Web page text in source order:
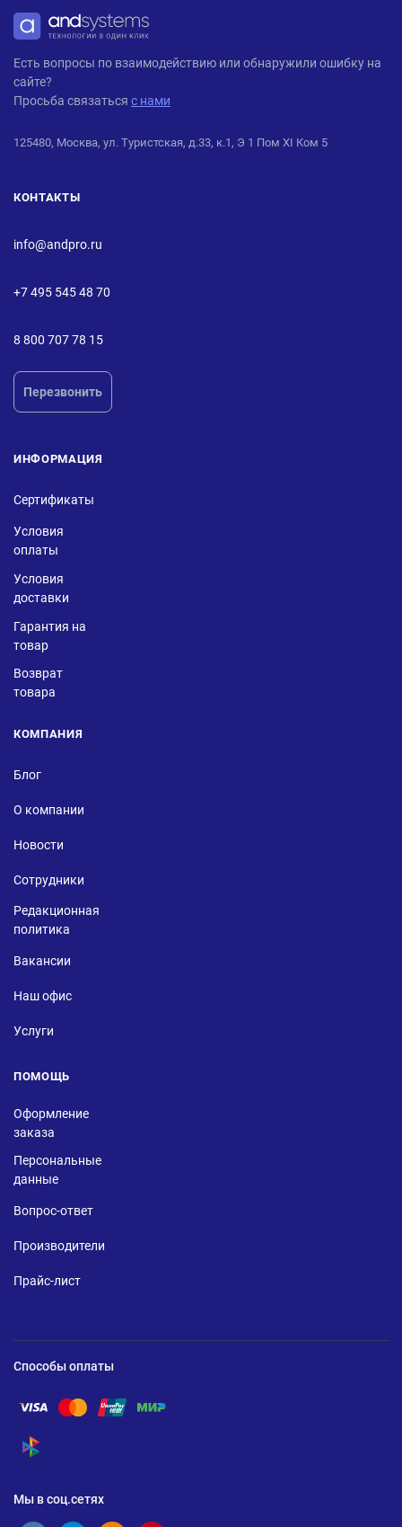
ANDPRO
Есть вопросы по взаимодействию или обнаружили ошибку на
сайте?
Просьба связаться с нами
125480, Москва, ул. Туристская, д.33, к.1, Э 1 Пом XI Ком 5
КОНТАКТЫ
info@andpro.ru
+7 495 545 48 70
8 800 707 78 15
Перезвонить
ИНФОРМАЦИЯ
Сертификаты
Условия
оплаты
Условия
доставки
Гарантия на
товар
Возврат
товара
КОМПАНИЯ
Блог
О компании
Новости
Сотрудники
Редакционная
политика
Вакансии
Наш офис
Услуги
ПОМОЩЬ
Оформление
заказа
Персональные
данные
Вопрос-ответ
Производители
Прайс-лист
Способы оплаты
Помощь по оплате Visa
Помощь по оплате Mastercard
Помощь по оплате UnionPay
Помощь по оплате Мир
Помощь по оплате СБП
Мы в соц.сетях